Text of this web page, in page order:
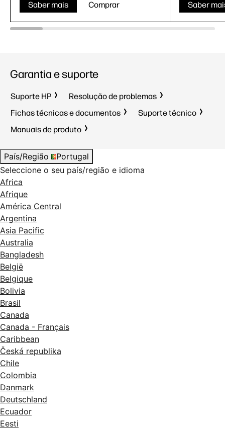
Saber mais Comprar Saber
Garantia e suporte
Suporte HP
Resolução de problemas
Fichas técnicas e documentos
Suporte técnico
Manuais de produto
País/Região
Portugal
Seleccione o seu país/região e idioma
Africa
Afrique
América Central
Argentina
Asia Pacific
Australia
Bangladesh
België
Belgique
Bolivia
Brasil
Canada
Canada - Français
Caribbean
Česká republika
Chile
Colombia
Danmark
Deutschland
Ecuador
Eesti